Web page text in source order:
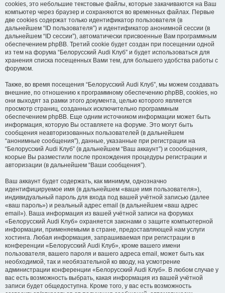
cookies, это небольшие текстовые файлы, которые закачиваются на Ваш
компьютер через браузер и сохраняются во временных файлах. Первые
две cookies содержат только идентификатор пользователя (в
дальнейшем “ID пользователя”) и идентификатор анонимной сессии (в
дальнейшем “ID сессии”), автоматически присвоенные Вам программным
обеспечением phpBB. Третий cookie будет создан при посещении одной
из тем на форума “Белорусский Audi Клуб” и будет использоваться для
хранения списка посещенных Вами тем, для большего удобства работы с
форумом.
Также, во время посещения “Белорусский Audi Клуб”, мы можем создавать
внешние, по отношению к программному обеспечению phpBB, cookies, но
они выходят за рамки этого документа, целью которого является
просмотр страниц, созданных исключительно программным
обеспечением phpBB. Еще одним источником информации может быть
информация, которую Вы оставляете на форуме. Это могут быть
сообщения неавторизованных пользователей (в дальнейшем
“анонимные сообщения”), данные, указанные при регистрации на
“Белорусский Audi Клуб” (в дальнейшем “Ваш аккаунт”) и соообщения,
коорые Вы разместили после прохождения процедуры регистрации и
авторизации (в дальнейшем “Ваши сообщения”).
Ваш аккаунт будет содержать, как минимум, однозначно
идентифицируемое имя (в дальнейшем «ваше имя пользователя»),
индивидуальный пароль для входа под вашей учётной записью (далее
«ваш пароль») и реальный адрес email (в дальнейшем «ваш адрес
email»). Ваша информация из вашей учётной записи на форумах
«Белорусский Audi Клуб» охраняется законами о защите компьютерной
информации, применяемыми в стране, предоставляющей нам услуги
хостинга. Любая информация, запрашиваемая при регистрации в
конференции «Белорусский Audi Клуб», кроме вашего имени
пользователя, вашего пароля и вашего адреса email, может быть как
необходимой, так и необязательной ко вводу, на усмотрение
администрации конференции «Белорусский Audi Клуб». В любом случае у
вас есть возможность выбрать, какая информация из вашей учётной
записи будет общедоступна. Кроме того, у вас есть возможность